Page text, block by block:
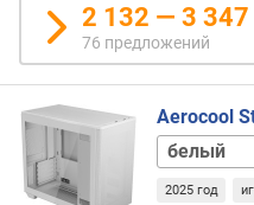
т
ш
и
р
и
н
2 132 — 3 347
76 предложений
Aerocool
черный
2025 год